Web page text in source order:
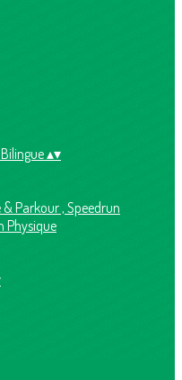
▴▾
Parkour , Speedrun
Physique